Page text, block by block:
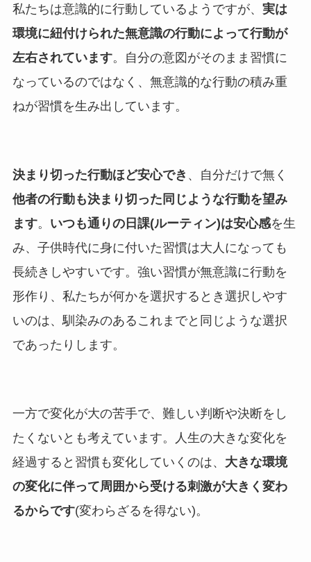
私たちは意識的に行動しているようですが、 実は
環境に紐付けられた無意識の行動によって行動が
左右されています。自分の意図がそのまま習慣に
なっているのではなく、無意識的な行動の積み重
ねが習慣を生み出しています。
決まり切った行動ほど安心でき 、自分だけで無く
他者の行動も決まり切った同じような行動を望み
ます。 いつも通りの日課(ルーティン)は安心感を生
み、子供時代に身に付いた習慣は大人になっても
長続きしやすいです。強い習慣が無意識に行動を
形作り、私たちが何かを選択するとき選択しやす
いのは、馴染みのあるこれまでと同じような選択
であったりします。
一方で変化が大の苦手で、難しい判断や決断をし
たくないとも考えています。人生の大きな変化を
経過すると習慣も変化していくのは、 大きな環境
の変化に伴って周囲から受ける刺激が大きく変わ
るからです(変わらざるを得ない)。